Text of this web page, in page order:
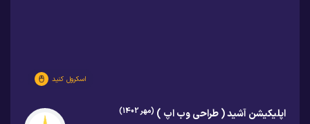
اسکرول کنید
اپلیکیشن آشید ( طراحی وب اپ ) (مهر 1402)